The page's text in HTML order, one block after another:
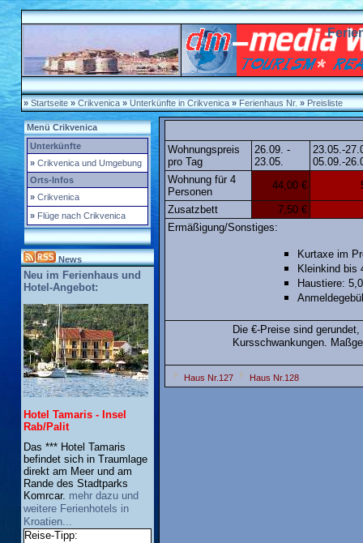
» Startseite» Crikvenica » Unterkünfte in Crikvenica»Ferienhaus Nr.»Preisliste
Menü Crikvenica
Unterkünfte
» Crikvenica und Umgebung
Orts-Infos
» Crikvenica
» Flüge nach Crikvenica
News
Neu im Ferienhaus und
Hotel-Angebot:
Hotel Tamaris - Insel
Rab/Palit
Das *** Hotel Tamaris
befindet sich in Traumlage
direkt am Meer und am
Rande des Stadtparks
Komrcar. mehr dazu und
weitere Ferienhotels in
Kroatien...
Reise-Tipp:
Wohnungspreis
pro Tag
26.09. -
23.05.
23.05.-
05.09.-
Wohnung für 4
Personen
44,00 €
Zusatzbett
7,50 €
Ermäßigung/Sonstiges:
Kurtaxe im
Kleinkind bis
Haustiere:
Die €-Preise sind
Kursschwankungen.
Haus Nr.127 Haus Nr.128